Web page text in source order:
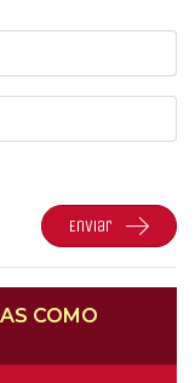
Enviar
COMO